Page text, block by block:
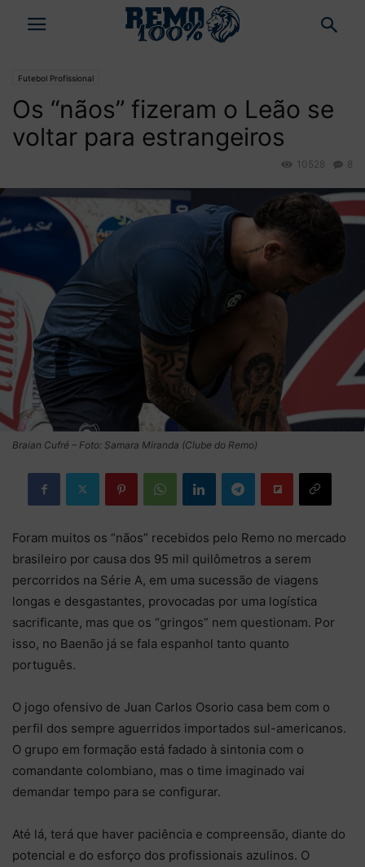
Futebol Profissional
Os “nãos” fizeram o Leão se
voltar para estrangeiros
8
10528
Braian Cufré – Foto: Samara Miranda (Clube do Remo)
Foram muitos os “nãos” recebidos pelo Remo no mercado
brasileiro por causa dos 95 mil quilômetros a serem
percorridos na Série A, em uma sucessão de viagens
longas e desgastantes, provocadas por uma logística
sacrificante, mas que os “gringos” nem questionam. Por
isso, no Baenão já se fala espanhol tanto quanto
português.
O jogo ofensivo de Juan Carlos Osorio casa bem com o
perfil dos sempre aguerridos importados sul-americanos.
O grupo em formação está fadado à sintonia com o
comandante colombiano, mas o time imaginado vai
demandar tempo para se configurar.
Até lá, terá que haver paciência e compreensão, diante do
potencial e do esforço dos profissionais azulinos. O